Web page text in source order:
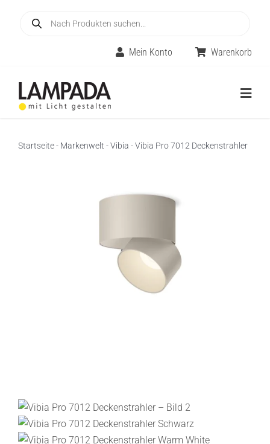
search
Mein Konto Warenkorb
Innenleuchten
Außenleuchten
Lichtplanung
Sale
Startseite- Markenwelt -Vibia -Vibia Pro 7012 Deckenstrahler